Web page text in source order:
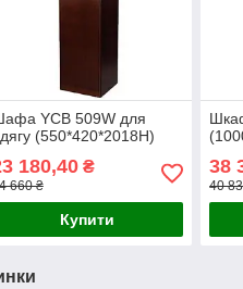
YСВ 509W для
(550*420*2018H)
180,40₴
660 ₴
Купити
38
40